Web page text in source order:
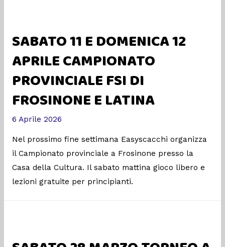
SABATO 11 E DOMENICA 12
APRILE CAMPIONATO
PROVINCIALE FSI DI
FROSINONE E LATINA
6 Aprile 2026
Nel prossimo fine settimana Easyscacchi organizza
il Campionato provinciale a Frosinone presso la
Casa della Cultura. Il sabato mattina gioco libero e
lezioni gratuite per principianti.